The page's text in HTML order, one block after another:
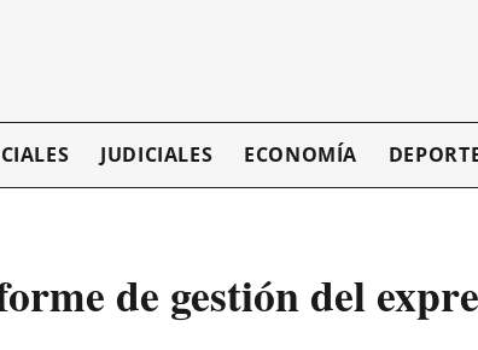
JUDICIALES ECONOMÍA
de gestión del